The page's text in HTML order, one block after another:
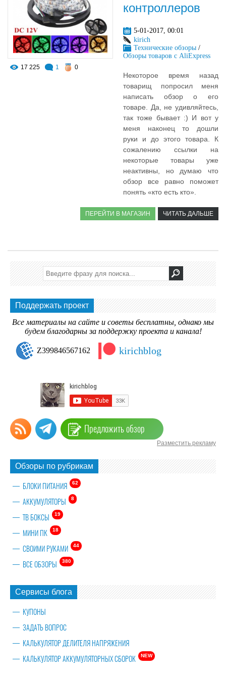
17 225 1 0
контроллеров
5-01-2017, 00:01
kirich
Технические обзоры /
Обзоры товаров с AliExpress
Некоторое время назад
товарищ попросил меня
написать обзор о его
товаре. Да, не удивляйтесь,
так тоже бывает :) И вот у
меня наконец то дошли
руки и до этого товара. К
сожалению ссылки на
некоторые товары уже
неактивны, но думаю что
обзор все равно поможет
понять «кто есть кто».
ПЕРЕЙТИ В МАГАЗИН ЧИТАТЬ ДАЛЬШЕ
Поддержать проект
Все материалы на сайте и советы бесплатны, однако мы
будем благодарны за поддержку проекта и канала!
Z399846567162 kirichblog
Предложить обзор
Разместить рекламу
Обзоры по рубрикам
62
БЛОКИ ПИТАНИЯ
8
АККУМУЛЯТОРЫ
19
ТВ БОКСЫ
18
МИНИ ПК
44
СВОИМИ РУКАМИ
380
ВСЕ ОБЗОРЫ
Сервисы блога
КУПОНЫ
ЗАДАТЬ ВОПРОС
КАЛЬКУЛЯТОР ДЕЛИТЕЛЯ НАПРЯЖЕНИЯ
NEW
КАЛЬКУЛЯТОР АККУМУЛЯТОРНЫХ СБОРОК